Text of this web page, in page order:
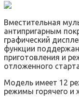
Вместительная
антипригарным
графический
функции
приготовления и
отложенного
Модель имеет 12
режимы горячего и